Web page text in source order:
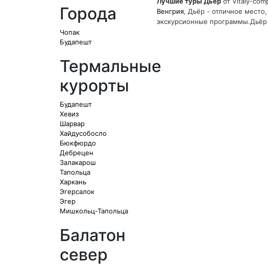
Города
Чопак
Будапешт
Термальные
курорты
Будапешт
Хевиз
Шарвар
Хайдусобосло
Бюкфюрдо
Дебрецен
Залакарош
Тапольца
Харкань
Эгерсалок
Эгер
Мишкольц-Тапольца
Балатон
север
Венгрия, Дьёр - отличное
экскурсионные